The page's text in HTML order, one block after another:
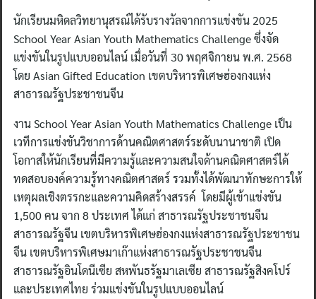
นักเรียนมหิดลวิทยานุสรณ์ได้รับรางวัลจากการแข่งขัน 2025
School Year Asian Youth Mathematics Challenge ซึ่งจัด
แข่งขันในรูปแบบออนไลน์ เมื่อวันที่ 30 พฤศจิกายน พ.ศ. 2568
โดย Asian Gifted Education เขตบริหารพิเศษฮ่องกงแห่ง
สาธารณรัฐประชาชนจีน
งาน School Year Asian Youth Mathematics Challenge เป็น
เวทีการแข่งขันวิชาการด้านคณิตศาสตร์ระดับนานาชาติ เปิด
โอกาสให้นักเรียนที่มีความรู้และความสนใจด้านคณิตศาสตร์ได้
ทดสอบองค์ความรู้ทางคณิตศาสตร์ รวมทั้งได้พัฒนาทักษะการให้
เหตุผลเชิงตรรกะและความคิดสร้างสรรค์ โดยมีผู้เข้าแข่งขัน
1,500 คน จาก 8 ประเทศ ได้แก่ สาธารณรัฐประชาชนจีน
สาธารณรัฐจีน เขตบริหารพิเศษฮ่องกงแห่งสาธารณรัฐประชาชน
จีน เขตบริหารพิเศษมาเก๊าแห่งสาธารณรัฐประชาชนจีน
สาธารณรัฐอินโดนีเซีย สหพันธรัฐมาเลเซีย สาธารณรัฐสิงคโปร์
และประเทศไทย ร่วมแข่งขันในรูปแบบออนไลน์